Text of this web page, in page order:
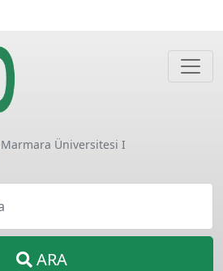
Üniversitesi I
ARA